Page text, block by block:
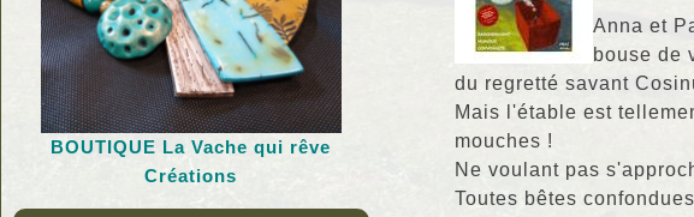
BOUTIQUE La Vache qui rêve
Créations
Anna et
bouse de
du regretté savant
Mais l'étable est
mouches !
Ne voulant pas
Toutes bêtes